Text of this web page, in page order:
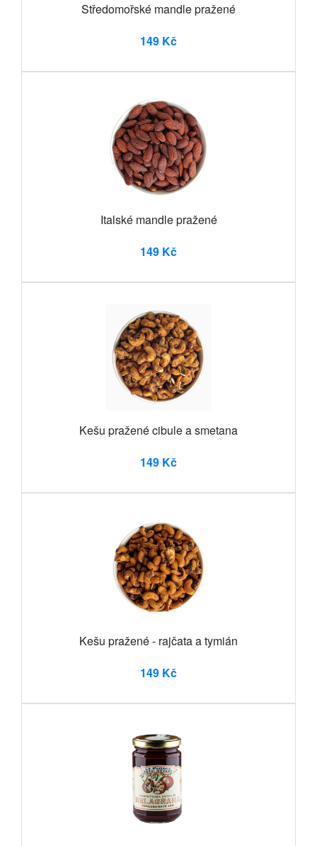
Středomořské mandle pražené
149 Kč
Italské mandle pražené
149 Kč
Kešu pražené cibule a smetana
149 Kč
Kešu pražené - rajčata a tymián
149 Kč